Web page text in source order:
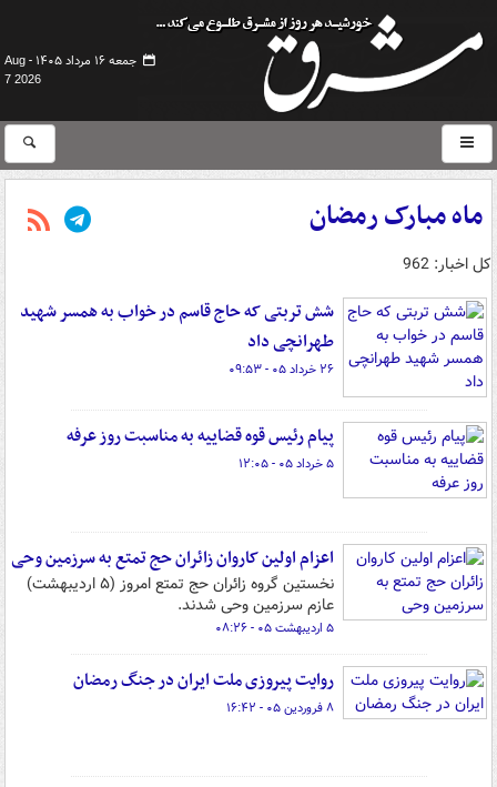
جمعه ۱۶ مرداد ۱۴۰۵ -
Aug
7 2026
ماه مبارک رمضان
کل اخبار: 962
شش تربتی که حاج قاسم در خواب به همسر شهید
طهرانچی داد
۲۶ خرداد ۰۵ - ۰۹:۵۳
پیام رئیس قوه قضاییه به مناسبت روز عرفه
۵ خرداد ۰۵ - ۱۲:۰۵
اعزام اولین کاروان زائران حج تمتع به سرزمین وحی
نخستین گروه زائران حج تمتع امروز (۵ اردیبهشت)
عازم سرزمین وحی شدند.
۵ اردیبهشت ۰۵ - ۰۸:۲۶
روایت پیروزی ملت ایران در جنگ رمضان
۸ فروردین ۰۵ - ۱۶:۴۲